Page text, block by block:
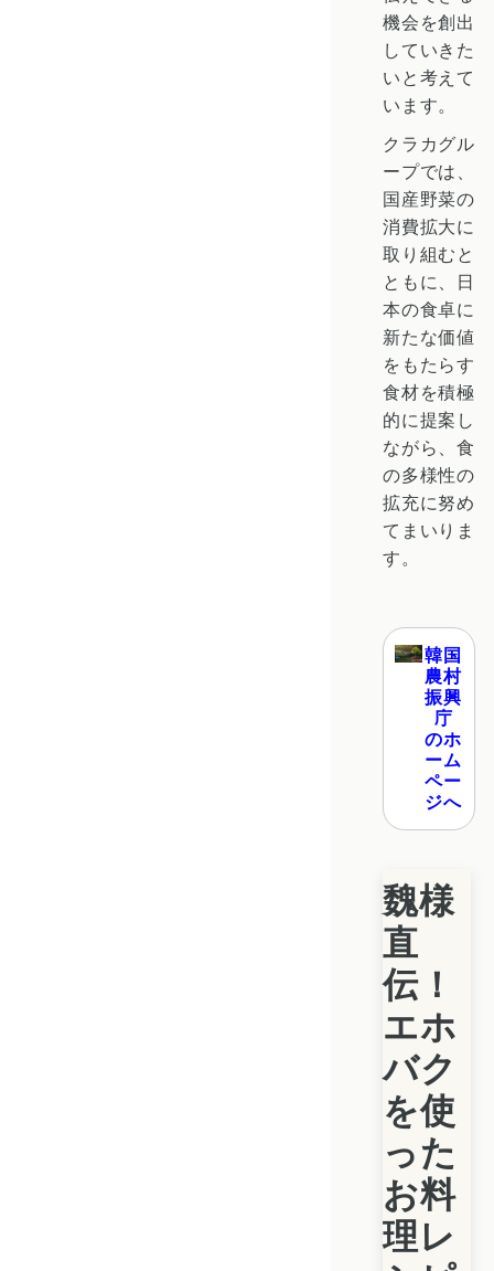
機会を創出
していきた
いと考えて
います。
クラカグル
ープでは、
国産野菜の
消費拡大に
取り組むと
ともに、日
本の食卓に
新たな価値
をもたらす
食材を積極
的に提案し
ながら、食
の多様性の
拡充に努め
てまいりま
す。
韓国
農村
振興
庁
のホ
ーム
ペー
ジへ
魏様
直
伝！
エホ
バク
を使
った
お料
理レ